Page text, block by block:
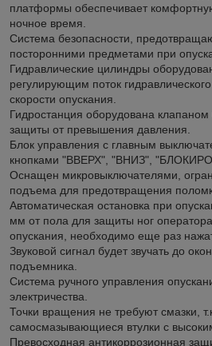
платформы обеспечивает
ночное время.
Система безопасности,
посторонними предметами при
Гидравлические цилиндры
регулирующим поток
скорости опускания.
Гидростанция оборудована клапаном
защиты от превышения давления.
Блок управления с главным
кнопками "ВВЕРХ", "ВНИЗ",
Оснащен микровыключателями,
подъема для предотвращения
Автоматическая остановка при
мм от пола для защиты ног
опускания, необходимо еще раз
Звуковой сигнал будет звучать до
подъемника.
Система ручного управления
электричества.
Точки вращения не требуют смазки,
самосмазывающиеся втулки с
Превосходная антикоррозионная